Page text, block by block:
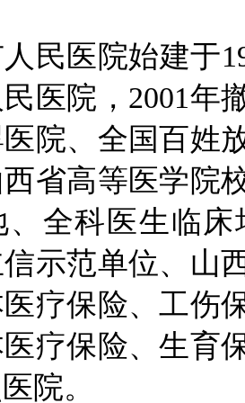
医院始建于
医院，2001年
院、全国百姓
省高等医学院
、全科医生临
示范单位、山
疗保险、工伤
疗保险、生育
院。